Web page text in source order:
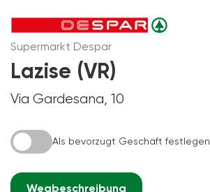
Supermarkt Despar
Lazise (VR)
Via Gardesana, 10
Als bevorzugt Geschäft festlegen
Wegbeschreibung